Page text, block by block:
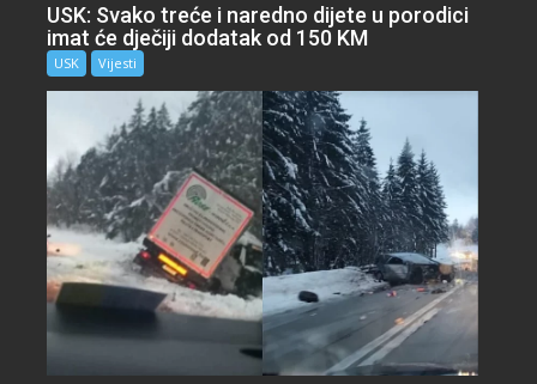
USK: Svako treće i naredno dijete u porodici
imat će dječiji dodatak od 150 KM
USK Vijesti